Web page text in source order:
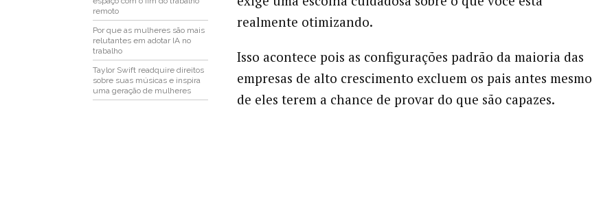
remoto
Por que as mulheres são mais
relutantes em adotar IA no
trabalho
Taylor Swift readquire direitos
sobre suas músicas e inspira
uma geração de mulheres
realmente otimizando.
Isso acontece pois as configurações padrão da maioria das
empresas de alto crescimento excluem os pais antes mesmo
de eles terem a chance de provar do que são capazes.